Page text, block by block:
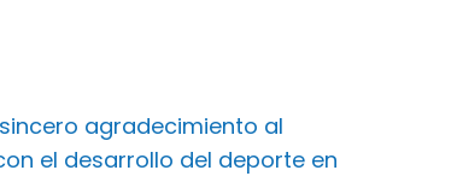
agradecimiento al
el desarrollo del deporte en